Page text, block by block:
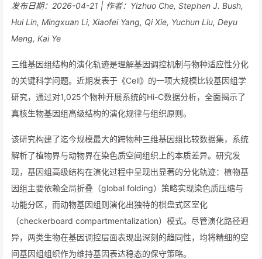
发布日期：2026-04-21 | 作者：Yizhuo Che, Stephen J. Bush,
Hui Lin, Mingxuan Li, Xiaofei Yang, Qi Xie, Yuchun Liu, Deyu
Meng, Kai Ye
三维基因组结构的演化轨迹是理解基因调控机制与物种适应性分化
的关键科学问题。近期发表于《Cell》的一项大规模比较基因组学
研究，通过对1,025个物种开展系统的Hi-C数据分析，全面揭示了
真核生物基因组高级结构的演化规律与组织原则。
该研究构建了迄今规模最大的跨物种三维基因组比较数据集，系统
解析了植物界与动物界在染色质空间组织上的本质差异。研究发
现，基因组高级结构在演化过程中呈现出显著的分化轨迹：植物基
因组主要依赖全局折叠（global folding）策略实现染色质压缩与
功能分区，而动物基因组则演化出独特的棋盘式区室化
（checkerboard compartmentalization）模式。尽管演化路径迥
异，两类生物在基因调控层面表现出深刻的趋同性，均将精细的空
间基因组组织作为维持基因表达稳态的保守策略。